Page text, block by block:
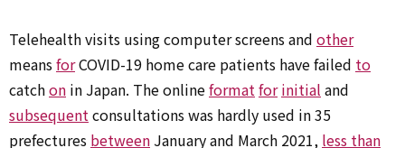
Telehealth visits using computer screens and other
meansforCOVID-19 home care patients have failed to
catchon in Japan. The onlineformatfor initial and
subsequentconsultations was hardly used in 35
prefectures between January and March 2021, less than